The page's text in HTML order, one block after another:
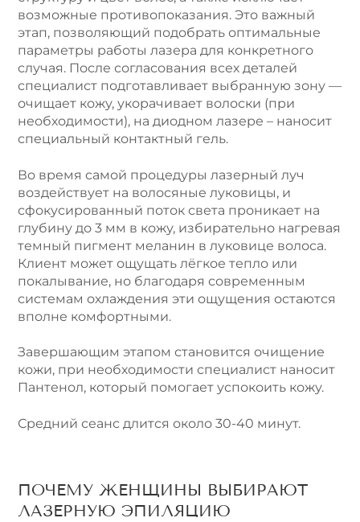
возможные противопоказания. Это важный
этап, позволяющий подобрать оптимальные
параметры работы лазера для конкретного
случая. После согласования всех деталей
специалист подготавливает выбранную зону —
очищает кожу, укорачивает волоски (при
необходимости), на диодном лазере – наносит
специальный контактный гель.
Во время самой процедуры лазерный луч
воздействует на волосяные луковицы, и
сфокусированный поток света проникает на
глубину до 3 мм в кожу, избирательно нагревая
темный пигмент меланин в луковице волоса.
Клиент может ощущать лёгкое тепло или
покалывание, но благодаря современным
системам охлаждения эти ощущения остаются
вполне комфортными.
Завершающим этапом становится очищение
кожи, при необходимости специалист наносит
Пантенол, который помогает успокоить кожу.
Средний сеанс длится около 30-40 минут.
ПОЧЕМУ ЖЕНЩИНЫ ВЫБИРАЮТ
ЛАЗЕРНУЮ ЭПИЛЯЦИЮ